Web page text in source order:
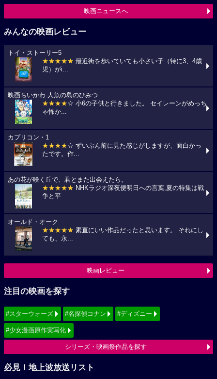
映画ニュースへ
みんなの映画レビュー
トイ・ストーリー5
★★★★★ 最近街を歩いていても小さい子（特に3、4歳
児）がi...
映画ちいかわ 人魚の島のひみつ
★★★★☆ 小6の子供と行きました。 セイレーンがめっち
ゃ怖か...
カプリコン・1
★★★★☆ ずいぶん前に見た感じがしますが、面白かっ
たです。作...
あの花が咲く丘で、君とまた出会えたら。
★★★★★ NHKラジオ深夜便明日への言葉,夏の特集は戦
争と平...
オールド・オーク
★★★★★ 素直にいい作品だったと思います。 それにし
ても、永...
映画レビュー
注目の映画を探す
#スターウォーズ #名探偵コナン #ディズニー
#少女漫画原作実写化
シリーズ・映画祭作品を探す
必見！地上波放送リスト